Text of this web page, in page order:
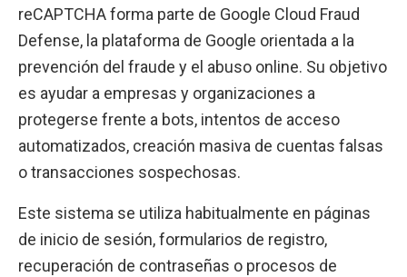
reCAPTCHA forma parte de Google Cloud Fraud
Defense, la plataforma de Google orientada a la
prevención del fraude y el abuso online. Su objetivo
es ayudar a empresas y organizaciones a
protegerse frente a bots, intentos de acceso
automatizados, creación masiva de cuentas falsas
o transacciones sospechosas.
Este sistema se utiliza habitualmente en páginas
de inicio de sesión, formularios de registro,
recuperación de contraseñas o procesos de